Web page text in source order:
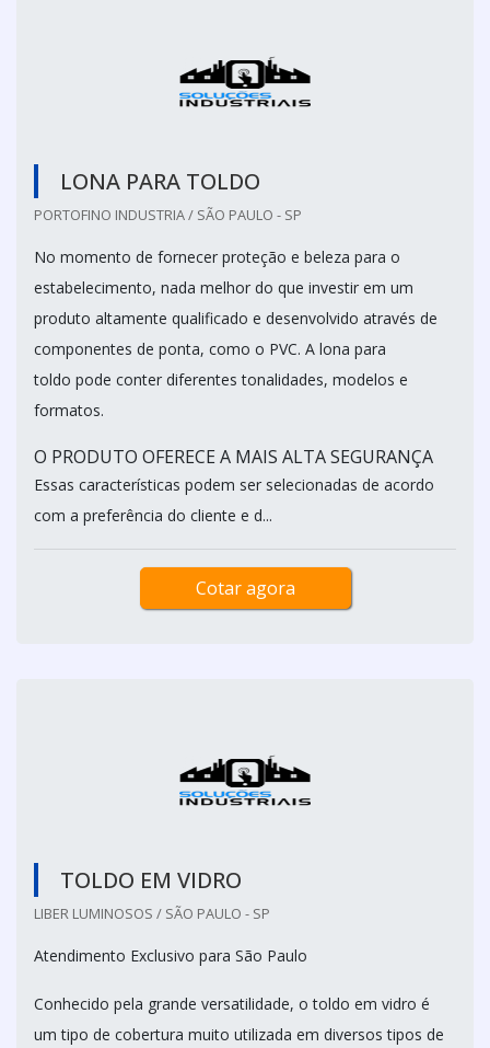
LONA PARA TOLDO
PORTOFINO INDUSTRIA / SÃO PAULO - SP
No momento de fornecer proteção e beleza para o
estabelecimento, nada melhor do que investir em um
produto altamente qualificado e desenvolvido através de
componentes de ponta, como o PVC. A lona para
toldo pode conter diferentes tonalidades, modelos e
formatos.
O PRODUTO OFERECE A MAIS ALTA SEGURANÇA
Essas características podem ser selecionadas de acordo
com a preferência do cliente e d...
Cotar agora
TOLDO EM VIDRO
LIBER LUMINOSOS / SÃO PAULO - SP
Atendimento Exclusivo para São Paulo
Conhecido pela grande versatilidade, o toldo em vidro é
um tipo de cobertura muito utilizada em diversos tipos de